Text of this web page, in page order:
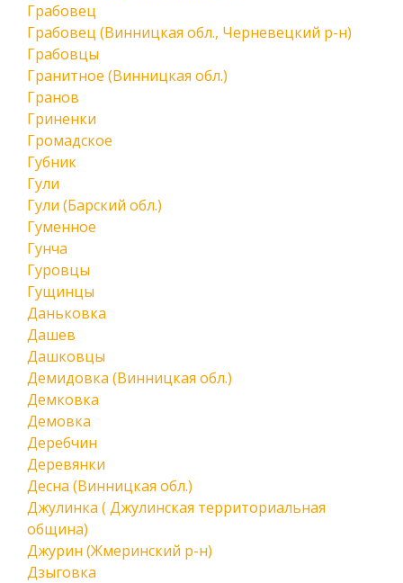
Грабовец
Грабовец (Винницкая обл., Черневецкий р-н)
Грабовцы
Гранитное (Винницкая обл.)
Гранов
Гриненки
Громадское
Губник
Гули
Гули (Барский обл.)
Гуменное
Гунча
Гуровцы
Гущинцы
Даньковка
Дашев
Дашковцы
Демидовка (Винницкая обл.)
Демковка
Демовка
Деребчин
Деревянки
Десна (Винницкая обл.)
Джулинка ( Джулинская территориальная
община)
Джурин (Жмеринский р-н)
Дзыговка